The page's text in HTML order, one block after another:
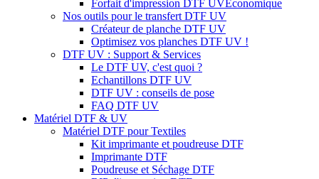
Forfait d'impression DTF UVEconomique
Nos outils pour le transfert DTF UV
Créateur de planche DTF UV
Optimisez vos planches DTF UV !
DTF UV : Support & Services
Le DTF UV, c'est quoi ?
Echantillons DTF UV
DTF UV : conseils de pose
FAQ DTF UV
Matériel DTF & UV
Matériel DTF pour Textiles
Kit imprimante et poudreuse DTF
Imprimante DTF
Poudreuse et Séchage DTF